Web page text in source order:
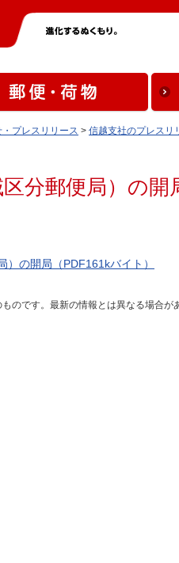
・プレスリリース > 信越支社のプレスリ
分郵便局）の開
）の開局（PDF161kバイト）
のです。最新の情報とは異なる場合が